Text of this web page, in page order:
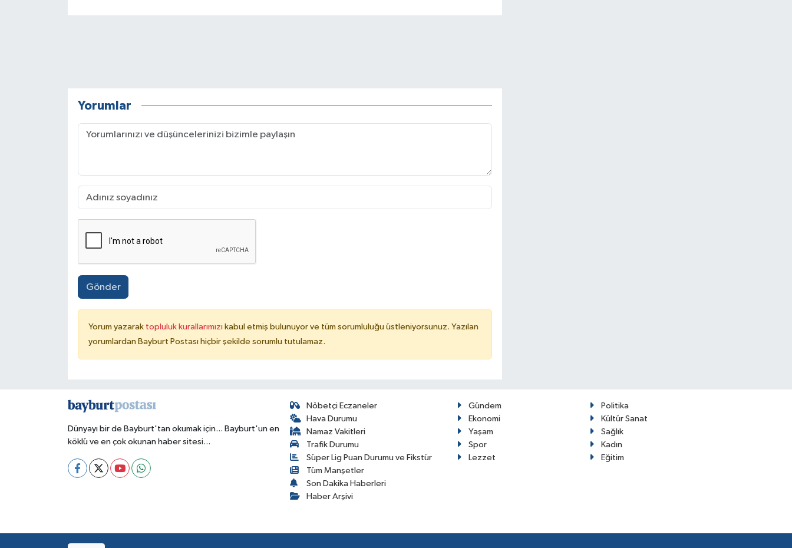
Yorumlar
Gönder
Yorum yazarak topluluk kurallarımızı kabul etmiş bulunuyor ve tüm sorumluluğu üstleniyorsunuz. Yazılan
yorumlardan Bayburt Postası hiçbir şekilde sorumlu tutulamaz.
Dünyayı bir de Bayburt'tan okumak için... Bayburt'un en
köklü ve en çok okunan haber sitesi...
Nöbetçi Eczaneler
Hava Durumu
Namaz Vakitleri
Trafik Durumu
Süper Lig Puan Durumu ve Fikstür
Tüm Manşetler
Son Dakika Haberleri
Haber Arşivi
Gündem
Politika
Ekonomi
Kültür Sanat
Yaşam
Sağlık
Spor
Kadın
Lezzet
Eğitim